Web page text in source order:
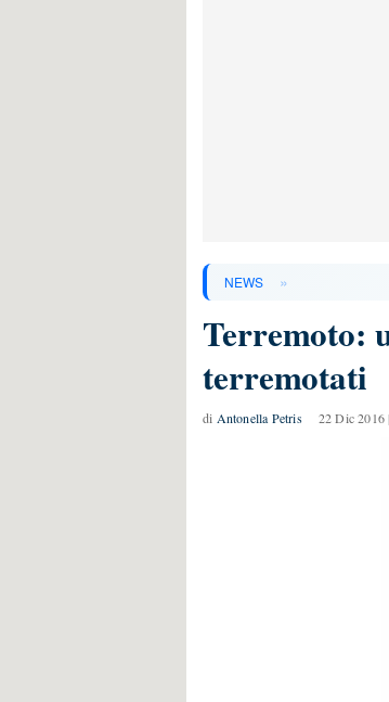
NEWS »
Terremoto:
terremotati
di Antonella Petris 22 Dic 2016